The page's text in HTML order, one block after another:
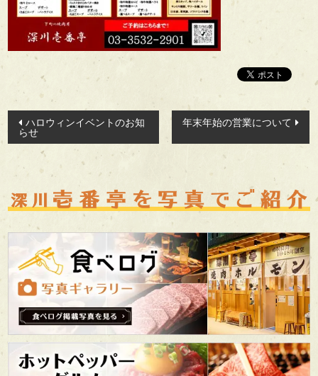
ク
テ
ア
ト
こ
だ
わ
り
会
投
稿
ビ
ゲ
シ
ョ
ン
ハロウィンイベントのお知
らせ
年末年始の営業について